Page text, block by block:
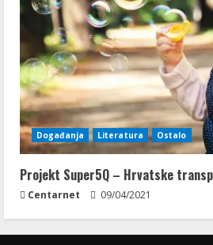
Događanja Literatura Ostalo
Projekt Super5Q – Hrvatske
Centarnet 09/04/2021